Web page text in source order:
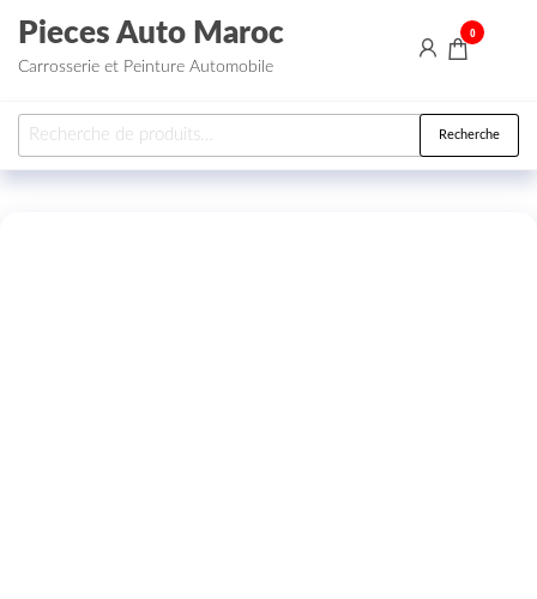
Aller au contenu
Pieces Auto Maroc
Carrosserie et Peinture Automobile
0
Recherche pour : Recherche